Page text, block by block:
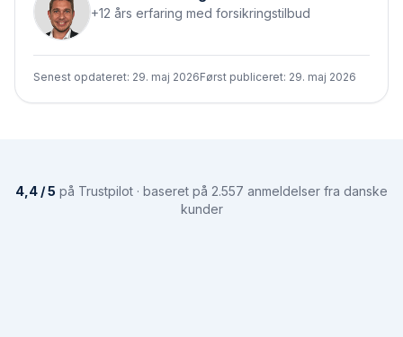
+12 års erfaring med forsikringstilbud
Senest opdateret: 29. maj 2026Først publiceret: 29. maj 2026
4,4 / 5 på Trustpilot · baseret på 2.557 anmeldelser fra danske
kunder